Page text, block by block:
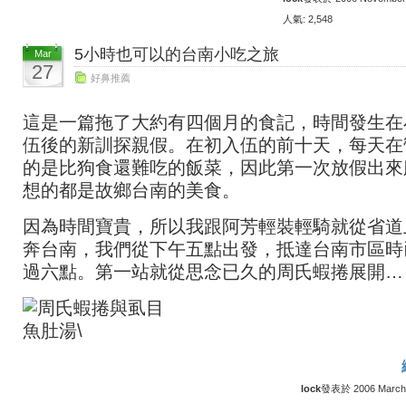
人氣: 2,548
Mar
27
5小時也可以的台南小吃之旅
好鼻推薦
這是一篇拖了大約有四個月的食記，時間發生
伍後的新訓探親假。在初入伍的前十天，每天
的是比狗食還難吃的飯菜，因此第一次放假出
想的都是故鄉台南的美食。
因為時間寶貴，所以我跟阿芳輕裝輕騎就從省
奔台南，我們從下午五點出發，抵達台南市區
過六點。第一站就從思念已久的周氏蝦捲展開…
lock發表於 2006